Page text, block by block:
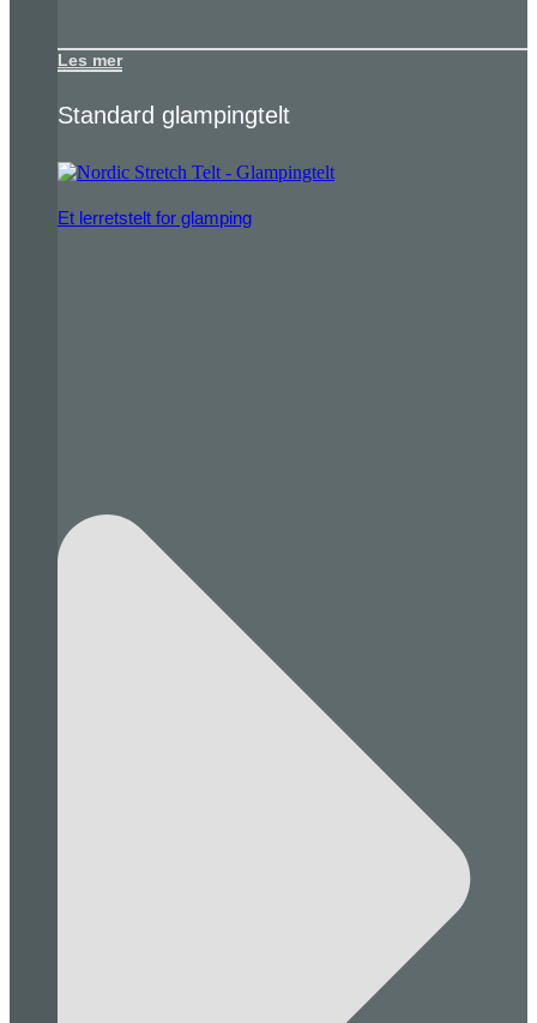
Les mer
Standard glampingtelt
Et lerretstelt for glamping